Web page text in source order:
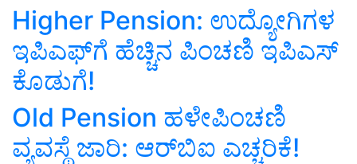
Higher Pension: ಉದ್ಯೋಗಿಗಳ
ಇಪಿಎಫ್‌ಗೆ ಹೆಚ್ಚಿನ ಪಿಂಚಣಿ ಇಪಿಎಸ್‌
ಕೊಡುಗೆ!
Old Pension ಹಳೇಪಿಂಚಣಿ
ವ್ಯವಸ್ಥೆ ಜಾರಿ: ಆರ್‌ಬಿಐ ಎಚ್ಚರಿಕೆ!